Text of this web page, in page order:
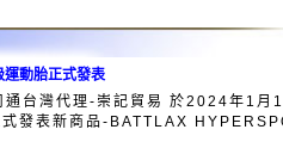
動胎正式發表
台灣代理-崇記貿易 於2024年1月
發表新商品-BATTLAX